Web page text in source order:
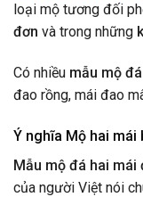
loại mộ tương đối
đơn và trong những
Có nhiều mẫu mộ
đao rồng, mái đao
Ý nghĩa Mộ hai mái
Mẫu mộ đá hai mái
của người Việt nói